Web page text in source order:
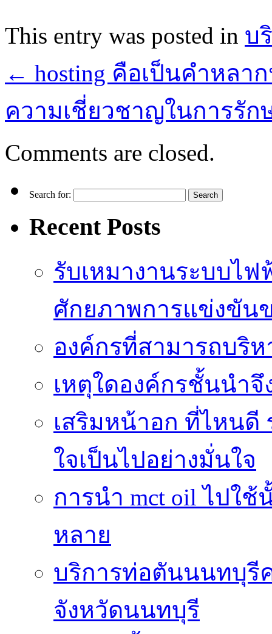
This entry was posted in บ
← hosting คือเป็นคำหล
ความเชี่ยวชาญในการรั
Comments are closed.
Search for:
Recent Posts
รับเหมางานระบบไ
ศักยภาพการแข่งขัน
องค์กรที่สามารถบริ
เหตุใดองค์กรชั้นนำ
เสริมหน้าอก ที่ไหนดี
ใจเป็นไปอย่างมั่นใจ
การนำ mct oil ไปใ
หลาย
บริการท่อตันนนทบุรี
จังหวัดนนทบุรี